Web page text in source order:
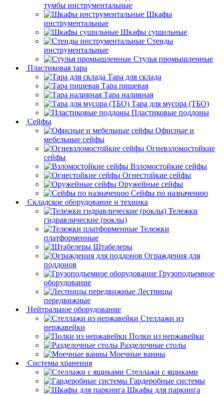
тумбы инструментальные
Шкафы
инструментальные
Шкафы сушильные
Стенды
инструментальные
Cтулья промышленные
Пластиковая тара
Тара для склада
Тара пищевая
Тара наливная
Тара для мусора (ТБО)
Пластиковые поддоны
Сейфы
Офисные и
мебельные сейфы
Огневзломостойкие
сейфы
Взломостойкие сейфы
Огнестойкие сейфы
Оружейные сейфы
Сейфы по назначению
Складское оборудование и техника
Тележки
гидравлические (роклы)
Тележки
платформенные
Штабелеры
Ограждения для
поддонов
Грузоподъемное
оборудование
Лестницы
передвижные
Нейтральное оборудование
Стеллажи из
нержавейки
Полки из нержавейки
Разделочные столы
Моечные ванны
Системы хранения
Стеллажи с ящиками
Гардеробные системы
Шкафы для паркинга